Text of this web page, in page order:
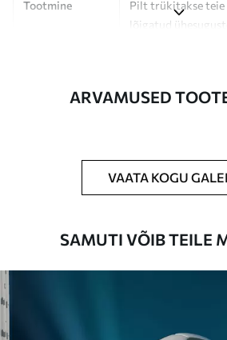
Tootmine
Pilt trükitakse teie
lõigatud
Saadaolevad materjalid
ARVAMUSED
VAATA KOGU
SAMUTI VÕIB TEILE